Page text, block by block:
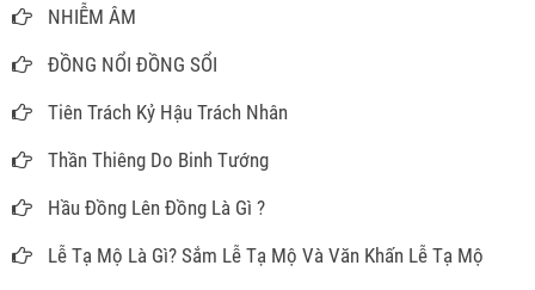
NHIỄM ÂM
ĐỒNG NỔI ĐỒNG SỔI
Tiên Trách Kỷ Hậu Trách Nhân
Thần Thiêng Do Binh Tướng
Hầu Đồng Lên Đồng Là Gì ?
Lễ Tạ Mộ Là Gì? Sắm Lễ Tạ Mộ Và Văn Khấn Lễ Tạ Mộ